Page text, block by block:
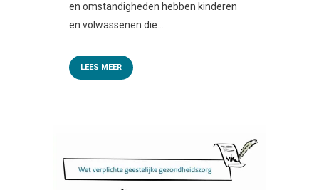
en omstandigheden hebben kinderen
en volwassenen die...
LEES MEER